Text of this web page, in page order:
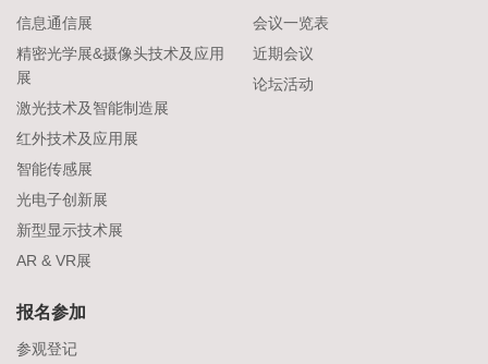
信息通信展
精密光学展&摄像头技术及应用
展
激光技术及智能制造展
红外技术及应用展
智能传感展
光电子创新展
新型显示技术展
AR & VR展
会议一览表
近期会议
论坛活动
报名参加
参观登记